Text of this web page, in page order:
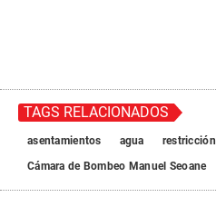
TAGS RELACIONADOS
asentamientos agua
restricción
Cámara de Bombeo Manuel Seoane